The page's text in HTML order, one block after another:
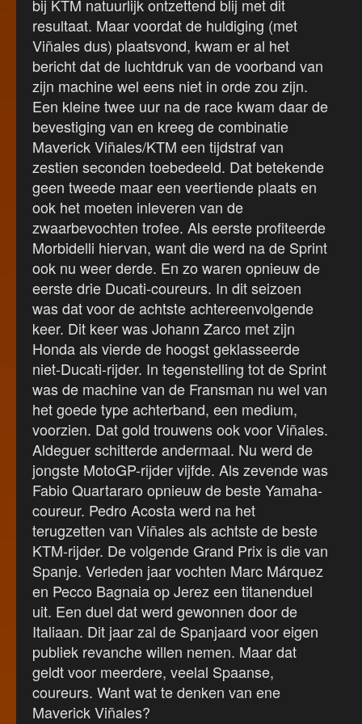
bij KTM natuurlijk ontzettend blij met dit
resultaat. Maar voordat de huldiging (met
Viñales dus) plaatsvond, kwam er al het
bericht dat de luchtdruk van de voorband van
zijn machine wel eens niet in orde zou zijn.
Een kleine twee uur na de race kwam daar de
bevestiging van en kreeg de combinatie
Maverick Viñales/KTM een tijdstraf van
zestien seconden toebedeeld. Dat betekende
geen tweede maar een veertiende plaats en
ook het moeten inleveren van de
zwaarbevochten trofee. Als eerste profiteerde
Morbidelli hiervan, want die werd na de Sprint
ook nu weer derde. En zo waren opnieuw de
eerste drie Ducati-coureurs. In dit seizoen
was dat voor de achtste achtereenvolgende
keer. Dit keer was Johann Zarco met zijn
Honda als vierde de hoogst geklasseerde
niet-Ducati-rijder. In tegenstelling tot de Sprint
was de machine van de Fransman nu wel van
het goede type achterband, een medium,
voorzien. Dat gold trouwens ook voor Viñales.
Aldeguer schitterde andermaal. Nu werd de
jongste MotoGP-rijder vijfde. Als zevende was
Fabio Quartararo opnieuw de beste Yamaha-
coureur. Pedro Acosta werd na het
terugzetten van Viñales als achtste de beste
KTM-rijder. De volgende Grand Prix is die van
Spanje. Verleden jaar vochten Marc Márquez
en Pecco Bagnaia op Jerez een titanenduel
uit. Een duel dat werd gewonnen door de
Italiaan. Dit jaar zal de Spanjaard voor eigen
publiek revanche willen nemen. Maar dat
geldt voor meerdere, veelal Spaanse,
coureurs. Want wat te denken van ene
Maverick Viñales?